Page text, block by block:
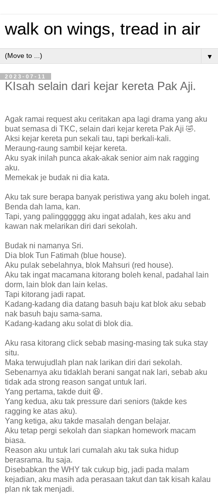
walk on wings, tread in air
▼
2023-07-11
KIsah selain dari kejar kereta Pak Aji.
Agak ramai request aku ceritakan apa lagi drama yang aku
buat semasa di TKC, selain dari kejar kereta Pak Aji 🤣.
Aksi kejar kereta pun sekali tau, tapi berkali-kali.
Meraung-raung sambil kejar kereta.
Aku syak inilah punca akak-akak senior aim nak ragging
aku.
Memekak je budak ni dia kata.
Aku tak sure berapa banyak peristiwa yang aku boleh ingat.
Benda dah lama, kan.
Tapi, yang palingggggg aku ingat adalah, kes aku and
kawan nak melarikan diri dari sekolah.
Budak ni namanya Sri.
Dia blok Tun Fatimah (blue house).
Aku pulak sebelahnya, blok Mahsuri (red house).
Aku tak ingat macamana kitorang boleh kenal, padahal lain
dorm, lain blok dan lain kelas.
Tapi kitorang jadi rapat.
Kadang-kadang dia datang basuh baju kat blok aku sebab
nak basuh baju sama-sama.
Kadang-kadang aku solat di blok dia.
Aku rasa kitorang click sebab masing-masing tak suka stay
situ.
Maka terwujudlah plan nak larikan diri dari sekolah.
Sebenarnya aku tidaklah berani sangat nak lari, sebab aku
tidak ada strong reason sangat untuk lari.
Yang pertama, takde duit 😆.
Yang kedua, aku tak pressure dari seniors (takde kes
ragging ke atas aku).
Yang ketiga, aku takde masalah dengan belajar.
Aku tetap pergi sekolah dan siapkan homework macam
biasa.
Reason aku untuk lari cumalah aku tak suka hidup
berasrama. Itu saja.
Disebabkan the WHY tak cukup big, jadi pada malam
kejadian, aku masih ada perasaan takut dan tak kisah kalau
plan nk tak menjadi.